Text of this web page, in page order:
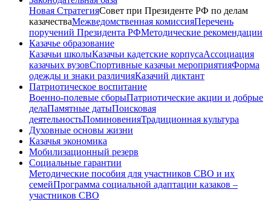
Новая СтратегияСовет при Президенте РФ по делам
казачестваМежведомственная комиссияПеречень
поручений Президента РФМетодические рекомендации
Казачье образование
Казачьи школыКазачьи кадетские корпусаАссоциация
казачьих вузовСпортивные казачьи мероприятияФорма
одежды и знаки различияКазачий диктант
Патриотическое воспитание
Военно-полевые сборыПатриотические акции и добрые
делаПамятные датыПоисковая
деятельностьПоминовенияТрадиционная культура
Духовные основы жизни
Казачья экономика
Мобилизационный резерв
Социальные гарантии
Методические пособия для участников СВО и их
семейПрограмма социальной адаптации казаков –
участников СВО